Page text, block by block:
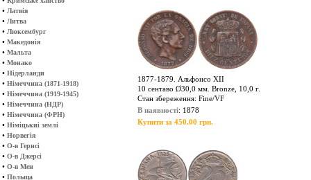
• Латвія
• Литва
• Люксембург
• Македонія
• Мальта
• Монако
• Нідерланди
• Німеччина (1871-1918)
• Німеччина (1919-1945)
• Німеччина (НДР)
• Німеччина (ФРН)
• Німіцькиі землі
• Норвегія
• О-в Гернсі
• О-в Джерсі
• О-в Мен
• Польща
1877-1879. Альфонсо ХІІ
10 сентаво Ø30,0 мм. Bronze, 10,0 г.
Стан збереження: Fine/VF
В наявності: 1878
Купити за 450.00 грн.